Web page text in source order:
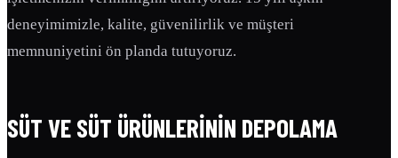
deneyimimizle, kalite, güvenilirlik ve müşteri
memnuniyetini ön planda tutuyoruz.
SÜT VE SÜT ÜRÜNLERININ DEPOLAMA